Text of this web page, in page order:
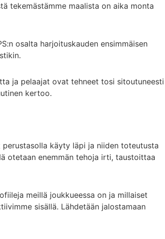
tekemästämme maalista on aika monta
osalta harjoituskauden ensimmäisen
ja pelaajat ovat tehneet tosi sitoutuneesti
kertoo.
käyty läpi ja niiden toteutusta
otetaan enemmän tehoja irti, taustoittaa
meillä joukkueessa on ja millaiset
sisällä. Lähdetään jalostamaan